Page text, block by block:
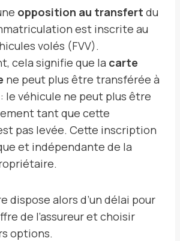
opposition au transfert du
est inscrite au
volés (FVV).
cela signifie que la carte
ne peut plus être transférée à
le véhicule ne peut plus être
tant que cette
pas levée. Cette inscription
et indépendante de la
dispose alors d’un délai pour
de l’assureur et choisir
options.